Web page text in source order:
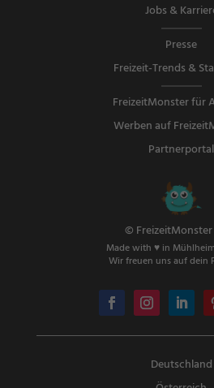
Jobs &
Presse
Freizeit-Trends &
FreizeitMonster für
Werben auf
Partnerportal
© FreizeitMonster
Made with ♥ in
Wir freuen uns auf dein
Deutschland